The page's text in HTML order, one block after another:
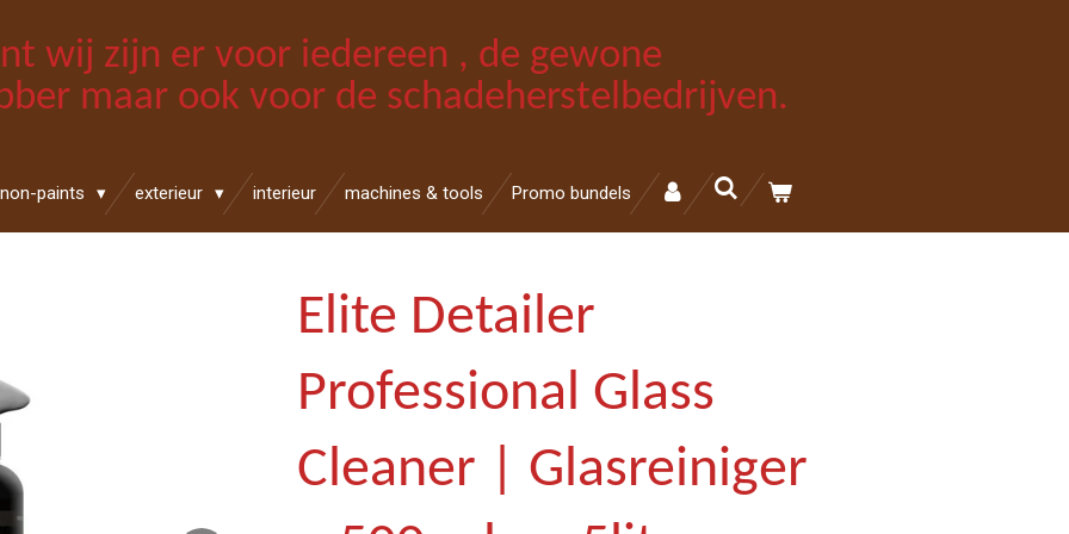
wij zijn er voor iedereen , de gewone
maar ook voor de schadeherstelbedrijven.
non-paints exterieur interieur machines & tools Promo bundels
Elite Detailer
Professional Glass
Cleaner | Glasreiniger